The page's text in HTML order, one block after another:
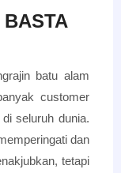
batu alam
customer
seluruh dunia.
dan
tetapi